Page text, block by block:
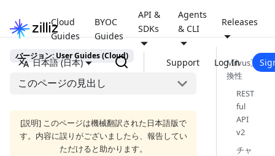
Cloud
Guides
BYOC
Guides
API &
SDKs
Agents
& CLI
Releases
日本語 (日本) Support Log In
バージョン: User Guides (Cloud)
このページの見出し
[説明] このページは機械翻訳された日本語版で
す。内容に誤りがございましたら、報告してい
ただけると助かります。
Milvus互
換性
REST
ful
API
v2
チャ